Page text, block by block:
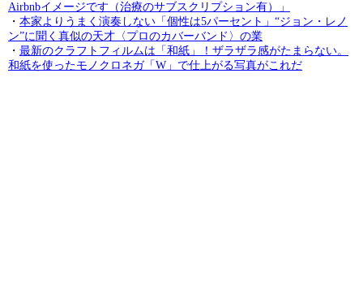
Airbnbイメージです（治療のサブスクリプション有）」
・ 本家よりうまく演奏しない「個性は5パーセント」“ジョン・レノ
ン”に聞く真似の天才〈プロのカバーバンド〉の業
・ 最新のクラフトフィルムは「和紙」！ザラザラ感がたまらない。
和紙を使ったモノクロネガ「W」で仕上がる写真がこれだ